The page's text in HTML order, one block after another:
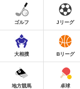
ゴルフ Jリーグ
大相撲 Bリーグ
地方競馬 卓球